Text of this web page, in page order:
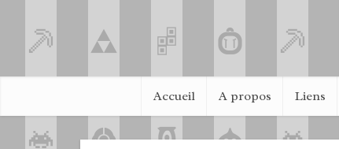
Accueil A propos Liens